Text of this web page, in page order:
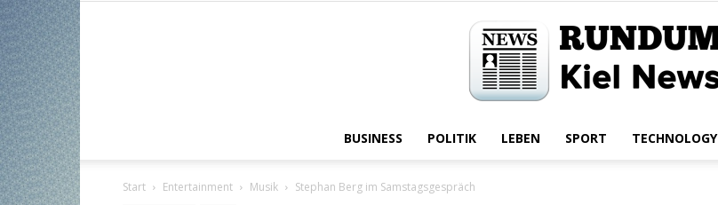
BUSINESS POLITIK LEBEN SPORT TECHNOLOGY
Start Entertainment Musik Stephan Berg im Samstagsgespräch